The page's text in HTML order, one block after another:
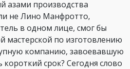
азами производства
не Лино Манфротто,
в одном лице, смог бы
мастерской по изготовлению
компанию, завоевавшую
короткий срок? Сегодня слово